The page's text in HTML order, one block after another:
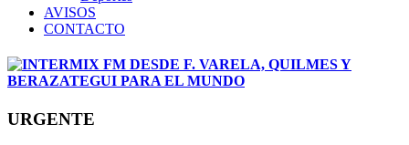
AVISOS
CONTACTO
URGENTE